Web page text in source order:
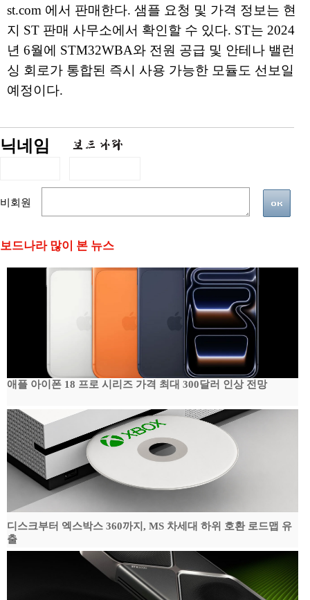
st.com 에서 판매한다. 샘플 요청 및 가격 정보는 현
지 ST 판매 사무소에서 확인할 수 있다. ST는 2024
년 6월에 STM32WBA와 전원 공급 및 안테나 밸런
싱 회로가 통합된 즉시 사용 가능한 모듈도 선보일
예정이다.
닉네임
비회원
보드나라 많이 본 뉴스
애플 아이폰 18 프로 시리즈 가격 최대 300달러 인상 전망
디스크부터 엑스박스 360까지, MS 차세대 하위 호환 로드맵 유
출